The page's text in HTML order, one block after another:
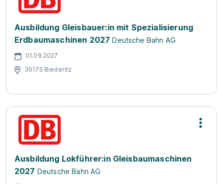
Ausbildung Gleisbauer:in mit Spezialisierung
Erdbaumaschinen 2027 Deutsche Bahn AG
01.09.2027
39175 Biederitz
Ausbildung Lokführer:in Gleisbaumaschinen
2027 Deutsche Bahn AG